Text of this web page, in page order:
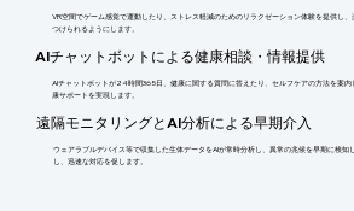
VR空間でゲーム感覚で運動したり、ストレス軽減のためのリラクゼーション体験を提供し
つけられるようにします。
AIチャットボットによる健康相談・情報提供
AIチャットボットが24時間365日、健康に関する質問に答えたり、セルフケアの方法を案内
康サポートを実現します。
遠隔モニタリングとAI分析による早期介入
ウェアラブルデバイス等で収集した生体データをAIが常時分析し、異常の兆候を早期に検知
し、迅速な対応を促します。